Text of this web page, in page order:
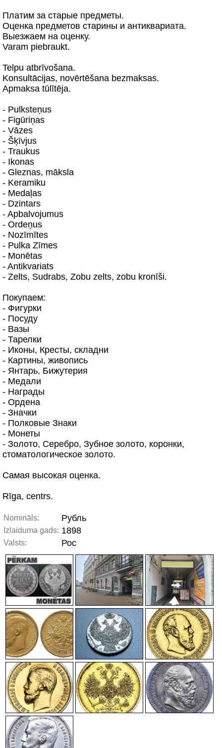
Платим за старые предметы.
Оценка предметов старины и антиквариата.
Выезжаем на оценку.
Varam piebraukt.
Telpu atbrīvošana.
Konsultācijas, novērtēšana bezmaksas.
Apmaksa tūlītēja.
- Pulksteņus
- Figūriņas
- Vāzes
- Šķīvjus
- Traukus
- Ikonas
- Gleznas, māksla
- Keramiku
- Medaļas
- Dzintars
- Apbalvojumus
- Ordeņus
- Nozīmītes
- Pulka Zīmes
- Monētas
- Antikvariats
- Zelts, Sudrabs, Zobu zelts, zobu kronīši.
Покупаем:
- Фигурки
- Посуду
- Вазы
- Тарелки
- Иконы, Кресты, складни
- Картины, живопись
- Янтарь, Бижутерия
- Медали
- Награды
- Ордена
- Значки
- Полковые Знаки
- Монеты
- Золото, Серебро, Зубное золото, коронки,
стоматологическое золото.
Самая высокая оценка.
Rīga, centrs.
Nomināls: Рубль
Izlaiduma gads: 1898
Valsts: Рос